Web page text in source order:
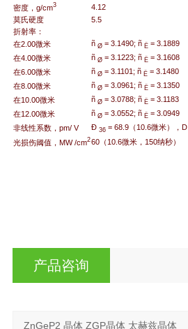
密度，g/cm3
4.12
莫氏硬度
5.5
折射率：
在2.00微米
ñ Ø= 3.1490; ñ Ë= 3.1889
在4.00微米
ñ Ø= 3.1223; ñ Ë= 3.1608
在6.00微米
ñ Ø= 3.1101; ñ Ë= 3.1480
在8.00微米
ñ Ø= 3.0961; ñ Ë= 3.1350
在10.00微米
ñ Ø= 3.0788; ñ Ë= 3.1183
在12.00微米
ñ Ø= 3.0552; ñ Ë= 3.0949
非线性系数，pm/ V
Ð 36= 68.9（10.6微米），D
光损伤阈值，MW /cm260（10.6微米，150纳秒）
产品咨询